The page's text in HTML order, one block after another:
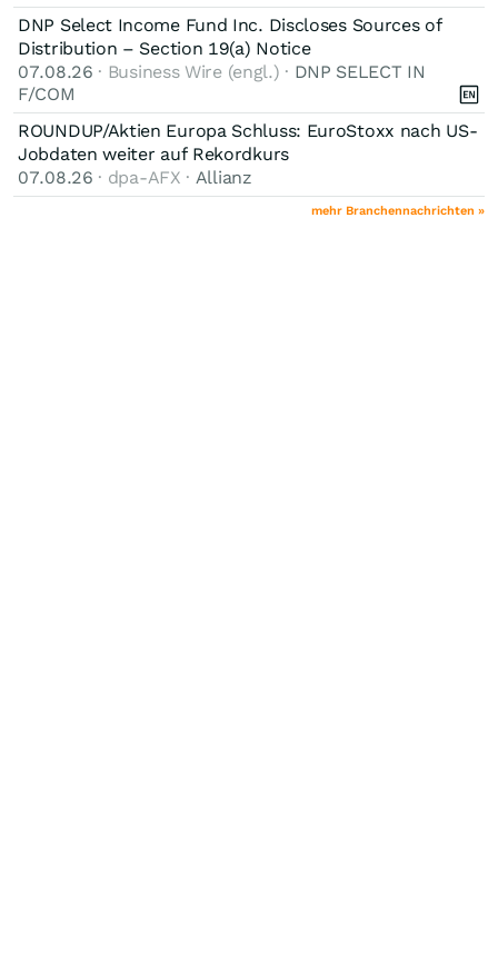
DNP Select Income Fund Inc. Discloses Sources of
Distribution – Section 19(a) Notice
07.08.26 · Business Wire (engl.) · DNP SELECT IN
F/COM
ROUNDUP/Aktien Europa Schluss: EuroStoxx nach US-
Jobdaten weiter auf Rekordkurs
07.08.26 · dpa-AFX · Allianz
mehr Branchennachrichten »